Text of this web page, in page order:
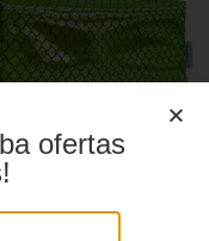
Juvenil YS27110
ofertas